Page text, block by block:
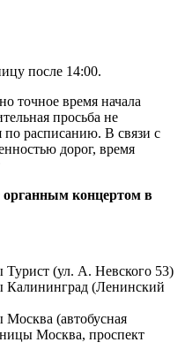
после 14:00.
точное время начала
просьба не
по расписанию. В связи с
дорог, время
органным концертом в
Турист (ул. А. Невского 53)
Калининград (Ленинский
Москва (автобусная
Москва, проспект